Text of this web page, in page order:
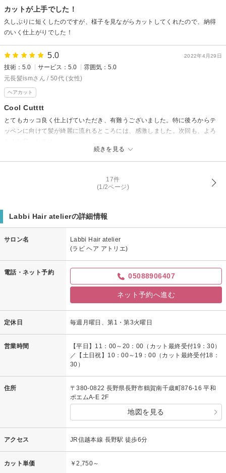
カットが上手でした！
久しぶりに短くしたのですが、様子を見ながらカットしてくれたので、納得
のいく仕上がりでした！
2022年4月29日
5.0
技術：5.0 サービス：5.0
雰囲気：5.0
元長髪ismさん / 50代 (女性)
ヘアカット
Cool Cutttt
続きを見る
とてもカッコ良く仕上げていただき、有難うございました。特に後ろからテ
ッペンに向けて髪が綺麗に流れるところには、感激しました。次回も、よろ
17件
(1/2ページ)
Labbi Hair atelierの詳細情報
サロン名
Labbi Hair atelier
(ラビ ヘア アトリエ)
電話・ネット予約 05088906407
ネット予約へ進む
定休日 毎週月曜日、第1・第3火曜日
営業時間
【平日】11：00～20：00（カット最終受付19：30）
／【土日祝】10：00～19：00（カット最終受付18：
30）
住所
〒380-0822 長野県長野市鶴賀南千歳町876-16 平和
ポエムA-E 2F
地図を見る
アクセス JR信越本線 長野駅 徒歩6分
カット単価 ￥2,750～